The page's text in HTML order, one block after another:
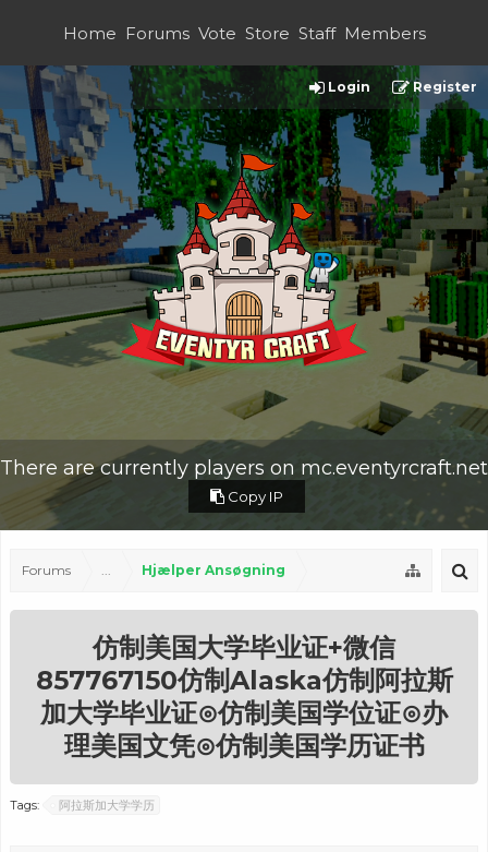
Home Forums Vote Store Staff Members
Login Register
There are currently players on mc.eventyrcraft.net
Copy IP
Forums ... Hjælper Ansøgning
仿制美国大学毕业证+微信
857767150仿制Alaska仿制阿拉斯
加大学毕业证⊙仿制美国学位证⊙办
理美国文凭⊙仿制美国学历证书
Tags: 阿拉斯加大学学历